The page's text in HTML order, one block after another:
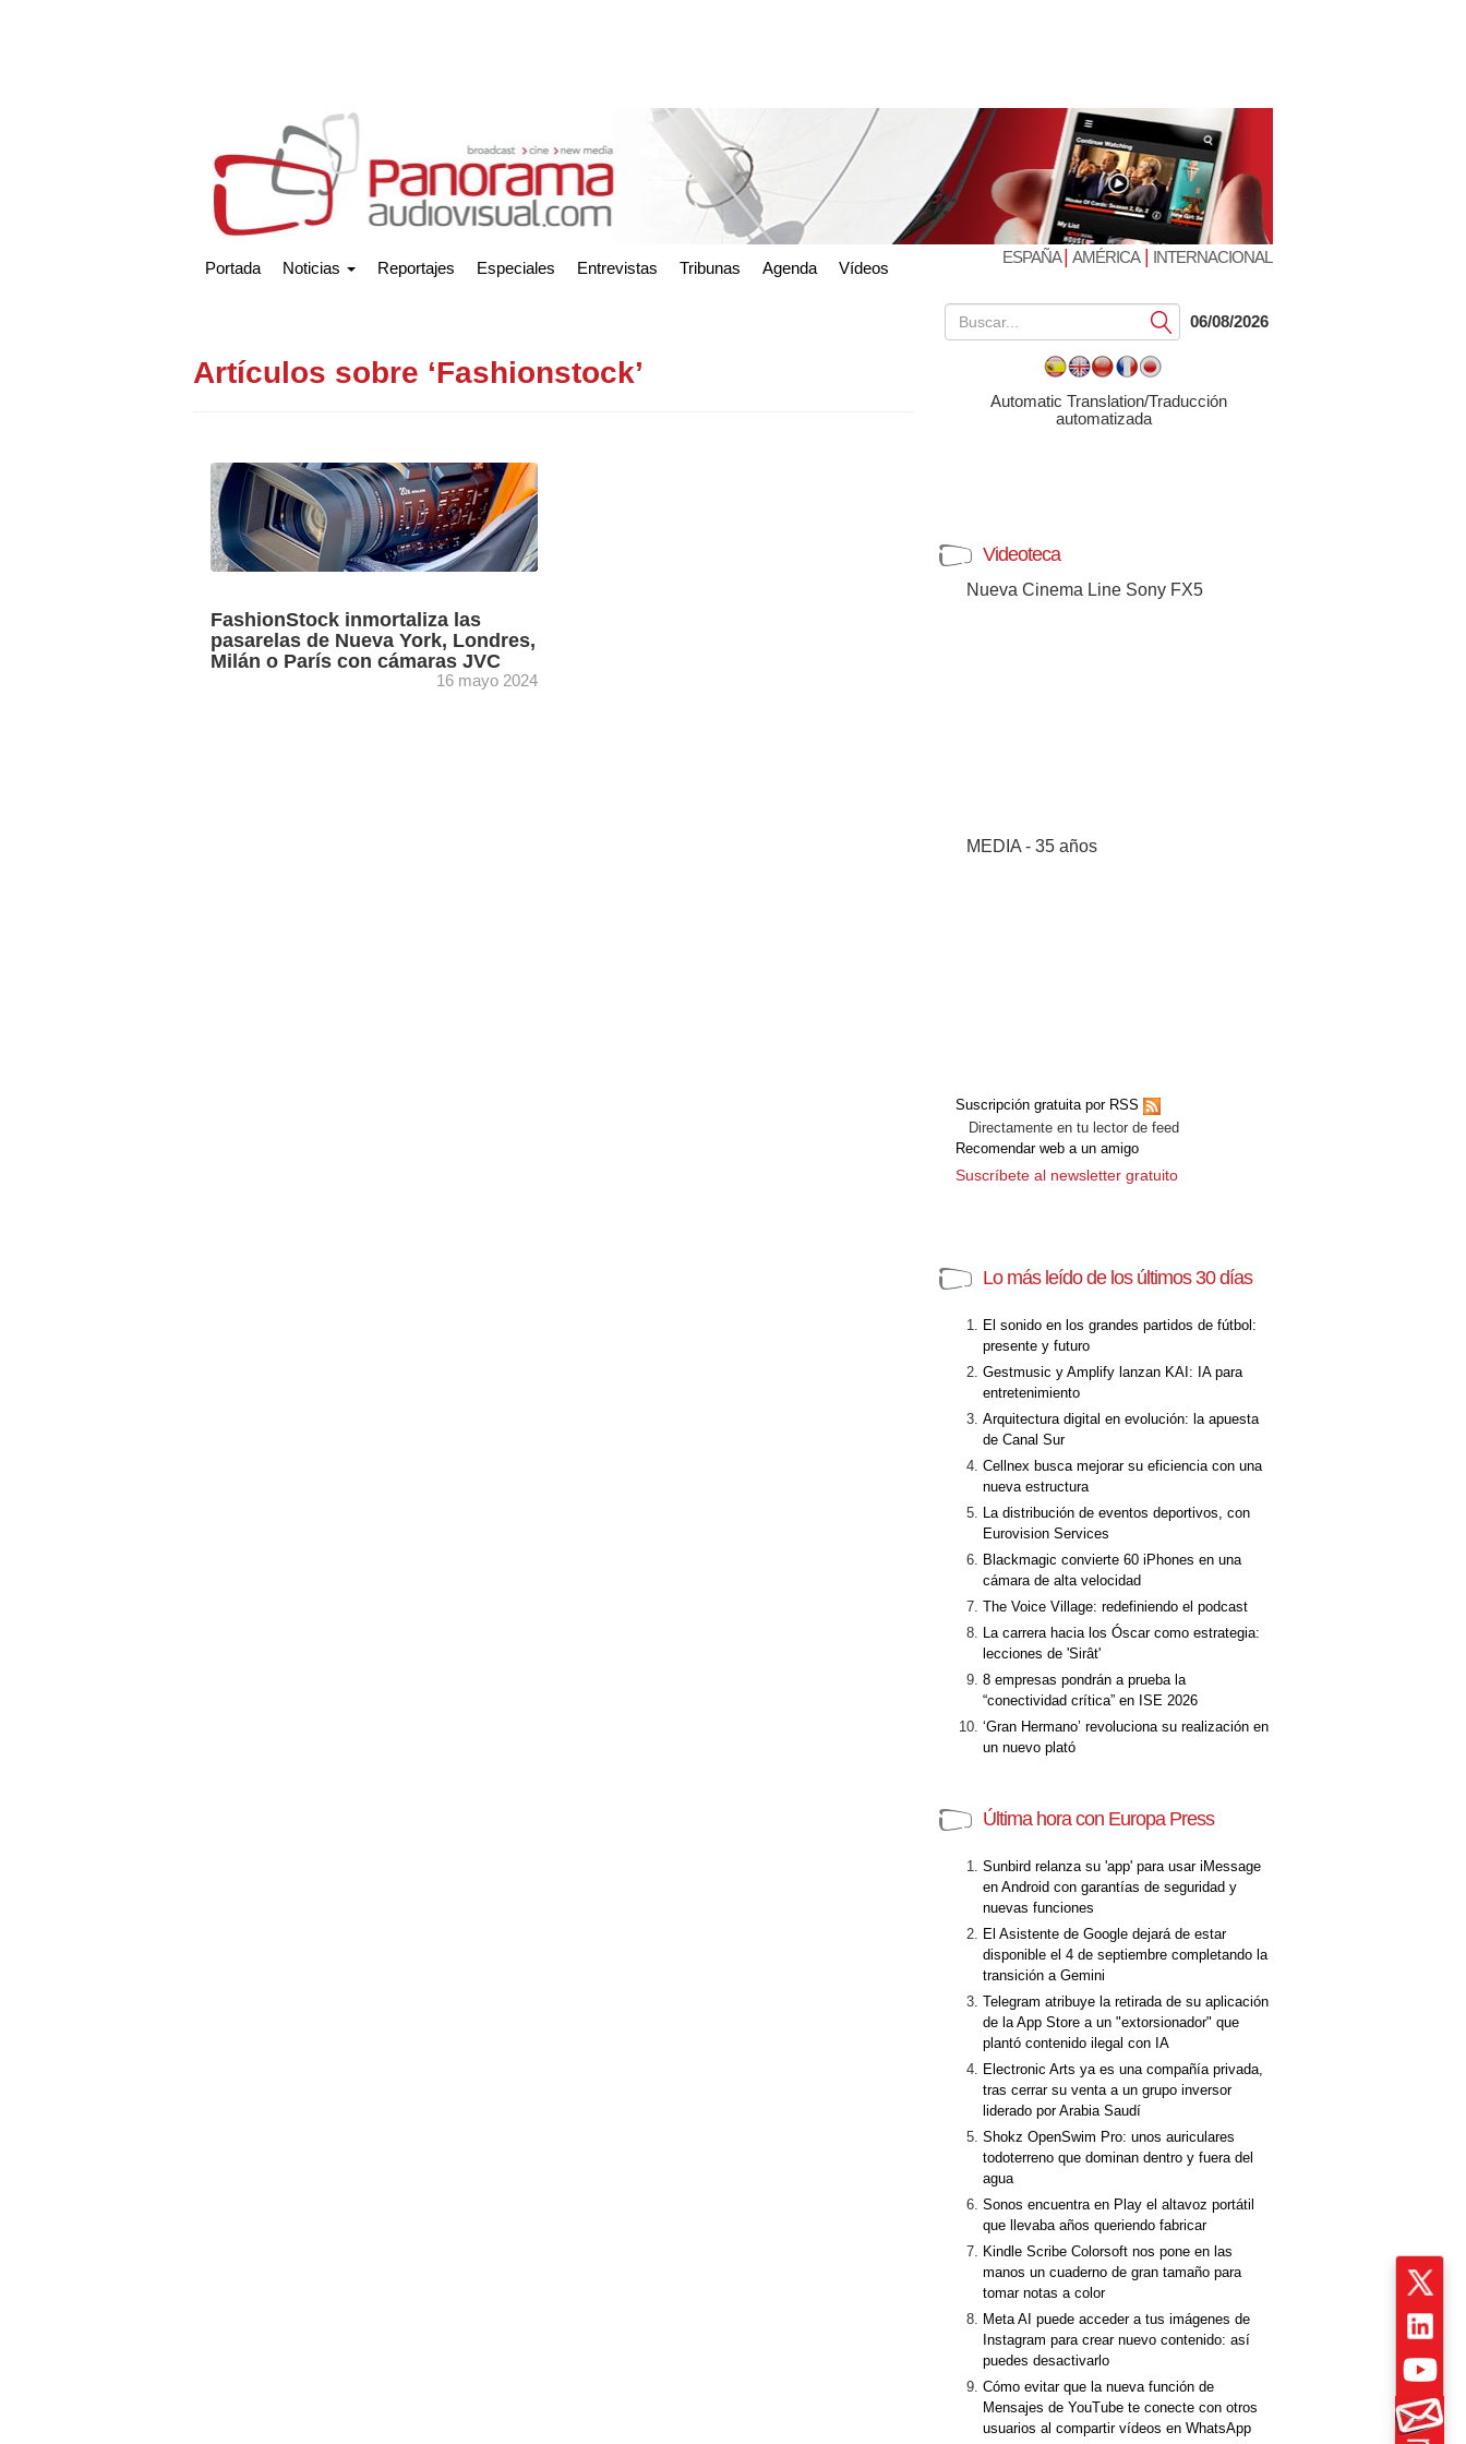
Portada Noticias Reportajes Especiales Entrevistas Tribunas Agenda Vídeos
ESPAÑA| AMÉRICA| INTERNACIONAL
Artículos sobre ‘Fashionstock’
FashionStock inmortaliza las
pasarelas de Nueva York, Londres,
Milán o París con cámaras JVC
16 mayo 2024
Submit06/08/2026
Automatic Translation/Traducción
automatizada
Videoteca
Nueva Cinema Line Sony FX5
MEDIA - 35 años
Suscripción gratuita por RSS
Directamente en tu lector de feed
Recomendar web a un amigo
Suscríbete al newsletter gratuito
Lo más leído de los últimos 30 días
El sonido en los grandes partidos de fútbol:
presente y futuro
Gestmusic y Amplify lanzan KAI: IA para
entretenimiento
Arquitectura digital en evolución: la apuesta
de Canal Sur
Cellnex busca mejorar su eficiencia con una
nueva estructura
La distribución de eventos deportivos, con
Eurovision Services
Blackmagic convierte 60 iPhones en una
cámara de alta velocidad
The Voice Village: redefiniendo el podcast
La carrera hacia los Óscar como estrategia:
lecciones de 'Sirât'
8 empresas pondrán a prueba la
“conectividad crítica” en ISE 2026
‘Gran Hermano’ revoluciona su realización en
un nuevo plató
Última hora con Europa Press
Sunbird relanza su 'app' para usar iMessage
en Android con garantías de seguridad y
nuevas funciones
El Asistente de Google dejará de estar
disponible el 4 de septiembre completando la
transición a Gemini
Telegram atribuye la retirada de su aplicación
de la App Store a un "extorsionador" que
plantó contenido ilegal con IA
Electronic Arts ya es una compañía privada,
tras cerrar su venta a un grupo inversor
liderado por Arabia Saudí
Shokz OpenSwim Pro: unos auriculares
todoterreno que dominan dentro y fuera del
agua
Sonos encuentra en Play el altavoz portátil
que llevaba años queriendo fabricar
Kindle Scribe Colorsoft nos pone en las
manos un cuaderno de gran tamaño para
tomar notas a color
Meta AI puede acceder a tus imágenes de
Instagram para crear nuevo contenido: así
puedes desactivarlo
Cómo evitar que la nueva función de
Mensajes de YouTube te conecte con otros
usuarios al compartir vídeos en WhatsApp